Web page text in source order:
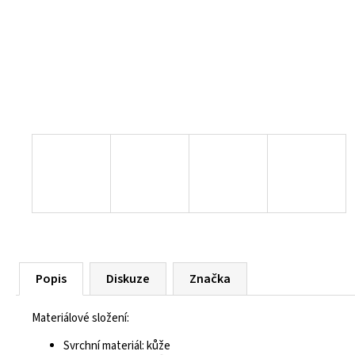
Popis Diskuze Značka
Materiálové složení:
Svrchní materiál: kůže